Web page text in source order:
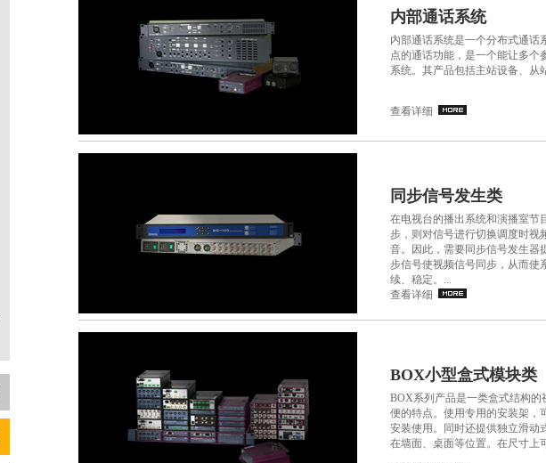
内部通话系统
内部通话系统是一个分布式通话
点的通话功能，是一个能让多个
系统。其产品包括主站设备、从
查看详细
同步信号发生类
在电视台的播出系统和演播室节
步，则对信号进行切换调度时视
音。因此，需要同步信号发生器
步信号使视频信号同步，从而使
续、稳定。...
查看详细
BOX小型盒式模块类
BOX系列产品是一类盒式结构
便的特点。使用专用的安装架，
安装使用。同时还提供独立滑动
在墙面、桌面等位置。在尺寸上